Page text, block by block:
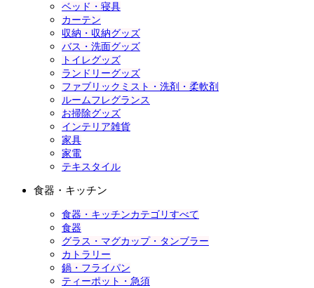
ベッド・寝具
カーテン
収納・収納グッズ
バス・洗面グッズ
トイレグッズ
ランドリーグッズ
ファブリックミスト・洗剤・柔軟剤
ルームフレグランス
お掃除グッズ
インテリア雑貨
家具
家電
テキスタイル
食器・キッチン
食器・キッチンカテゴリすべて
食器
グラス・マグカップ・タンブラー
カトラリー
鍋・フライパン
ティーポット・急須